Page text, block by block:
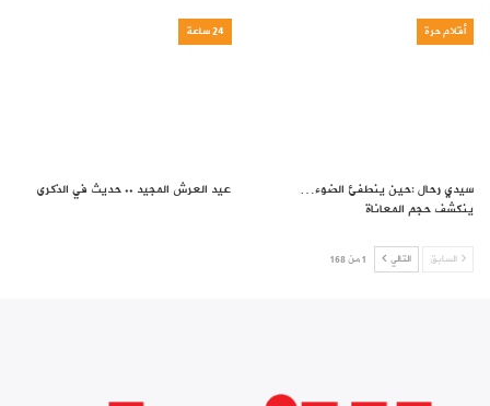
أقلام حرة
سيدي رحال :حين ينطفئ الضوء…
ينكشف حجم المعاناة
24 ساعة
عيد العرش المجيد .. حديث في الذكرى
السابق التالي 1 من 168